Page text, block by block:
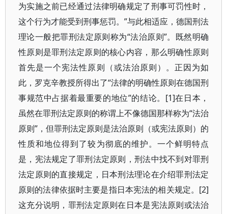
为实施之前已经通过法律明确规定了刑事可罚性时，
这个行为才能受到刑事惩罚。”与此相适应，德国刑法
理论一般把罪刑法定原则称为“法治原则”。既然明确
性原则是罪刑法定原则的核心内容，那么明确性原则
首先是一个宪法性原则（或法治原则）。正因为如
此，罗克辛教授所得出了“法律的明确性原则在德国刑
事规范中占据着最重要的地位”的结论。[1]在日本，
虽然在罪刑法定原则的称谓上不像德国那样称为“法治
原则”，但罪刑法定原则是法治原则（或宪法原则）的
性质和地位得到了较为彻底的维护。一个鲜明特点
是，宪法规定了罪刑法定原则，刑法中找不到对罪刑
法定原则的直接规定，日本刑法理论在介绍罪刑法定
原则的法律依据时主要是指日本宪法的相关规定。[2]
这充分说明，罪刑法定原则在日本是宪法原则或法治